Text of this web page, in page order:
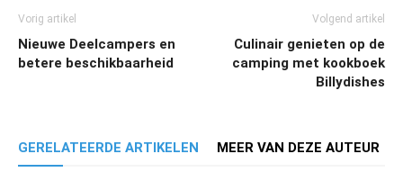
Vorig artikel
Nieuwe Deelcampers en
betere beschikbaarheid
Volgend artikel
Culinair genieten op de
camping met kookboek
Billydishes
GERELATEERDE ARTIKELEN MEER VAN DEZE AUTEUR